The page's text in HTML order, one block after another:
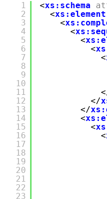
1
2
3
4
5
6
7
8
9
10
11
12
13
14
15
16
17
18
19
20
21
22
23
<xs:schema
<xs:element
<
<
<
<
<
</
</
<
<
<